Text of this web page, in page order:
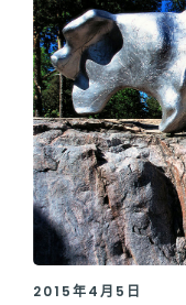
2015年4月5日